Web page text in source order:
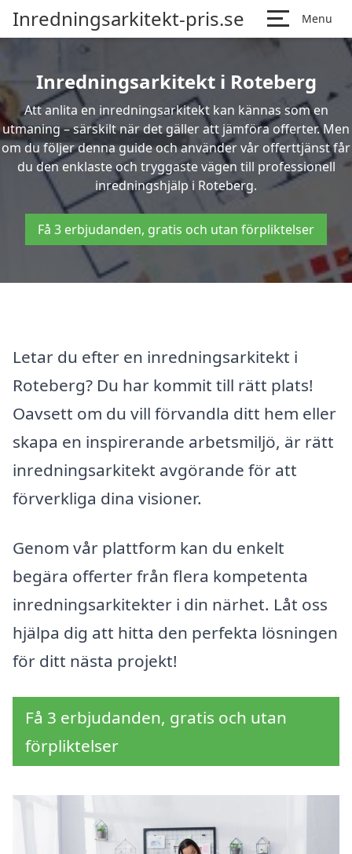
Inredningsarkitekt-pris.se Menu
Inredningsarkitekt i Roteberg
Att anlita en inredningsarkitekt kan kännas som en
utmaning – särskilt när det gäller att jämföra offerter. Men
om du följer denna guide och använder vår offerttjänst får
du den enklaste och tryggaste vägen till professionell
inredningshjälp i Roteberg.
Få 3 erbjudanden, gratis och utan förpliktelser
Letar du efter en inredningsarkitekt i
Roteberg? Du har kommit till rätt plats!
Oavsett om du vill förvandla ditt hem eller
skapa en inspirerande arbetsmiljö, är rätt
inredningsarkitekt avgörande för att
förverkliga dina visioner.
Genom vår plattform kan du enkelt
begära offerter från flera kompetenta
inredningsarkitekter i din närhet. Låt oss
hjälpa dig att hitta den perfekta lösningen
för ditt nästa projekt!
Få 3 erbjudanden, gratis och utan
förpliktelser